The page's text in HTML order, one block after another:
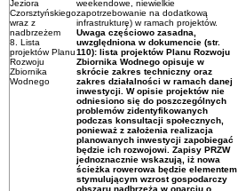
Jeziora
Czorsztyńskiego
wraz z
nadbrzeżem
8. Lista
projektów Planu
Rozwoju
Zbiornika
Wodnego
weekendowe, niewielkie
zapotrzebowanie na dodatkową
infrastrukturę) w ramach projektów.
Uwaga częściowo zasadna,
uwzględniona w dokumencie (str.
110): lista projektów Planu Rozwoju
Zbiornika Wodnego opisuje w
skrócie zakres techniczny oraz
zakres działalności w ramach danej
inwestycji. W opisie projektów nie
odniesiono się do poszczególnych
problemów zidentyfikowanych
podczas konsultacji społecznych,
ponieważ z założenia realizacja
planowanych inwestycji zapobiegać
będzie ich rozwojowi. Zapisy PRZW
jednoznacznie wskazują, iż nowa
ścieżka rowerowa będzie elementem
stymulującym wzrost gospodarczy
obszaru nadbrzeża w oparciu o